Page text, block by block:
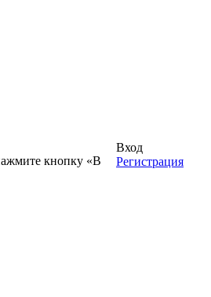
кнопку «В
Вход
Регистрация